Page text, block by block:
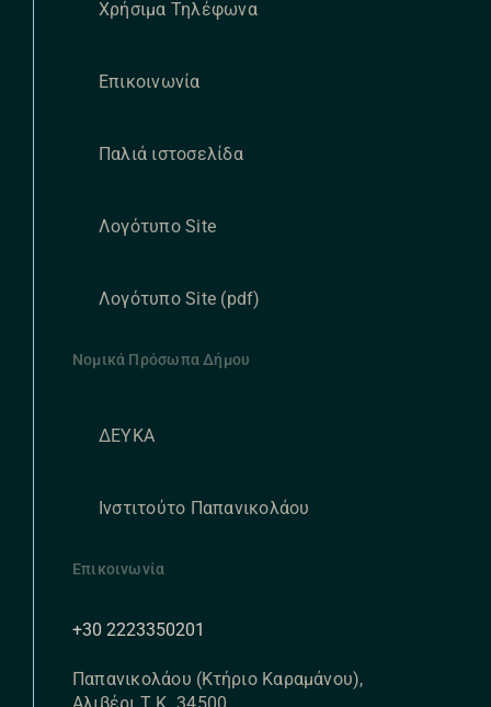
Χρήσιμα Τηλέφωνα
Επικοινωνία
Παλιά ιστοσελίδα
Λογότυπο Site
Λογότυπο Site (pdf)
Νομικά Πρόσωπα Δήμου
ΔΕΥΚΑ
Ινστιτούτο Παπανικολάου
Επικοινωνία
+30 2223350201
Παπανικολάου (Κτήριο Καραμάνου),